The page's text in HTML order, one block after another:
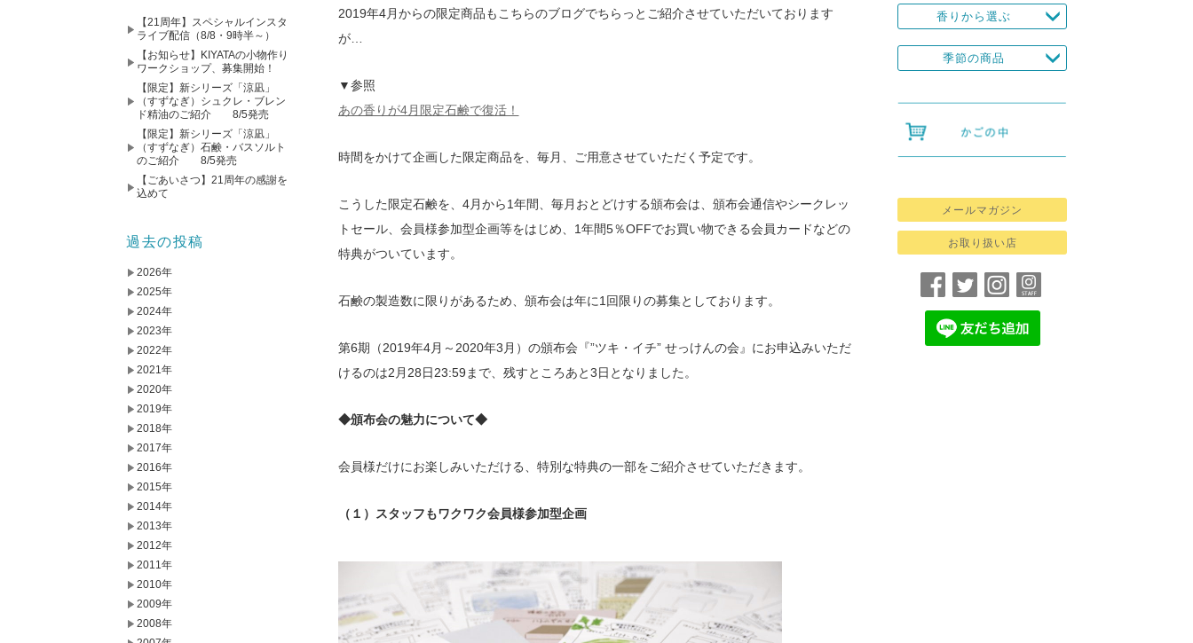
2019年4月からの限定商品もこちらのブログでちらっとご紹介させていただいております
が…
▼参照
あの香りが4月限定石鹸で復活！
時間をかけて企画した限定商品を、毎月、ご用意させていただく予定です。
こうした限定石鹸を、4月から1年間、毎月おとどけする頒布会は、頒布会通信やシークレッ
トセール、会員様参加型企画等をはじめ、1年間5％OFFでお買い物できる会員カードなどの
特典がついています。
石鹸の製造数に限りがあるため、頒布会は年に1回限りの募集としております。
第6期（2019年4月～2020年3月）の頒布会『”ツキ・イチ” せっけんの会』にお申込みいただ
けるのは2月28日23:59まで、残すところあと3日となりました。
◆頒布会の魅力について◆
会員様だけにお楽しみいただける、特別な特典の一部をご紹介させていただきます。
（１）スタッフもワクワク会員様参加型企画
【21周年】スペシャルインスタ
ライブ配信（8/8・9時半～）
【お知らせ】KIYATAの小物作り
ワークショップ、募集開始！
【限定】新シリーズ「涼凪」
（すずなぎ）シュクレ・ブレン
ド精油のご紹介 8/5発売
【限定】新シリーズ「涼凪」
（すずなぎ）石鹸・バスソルト
のご紹介 8/5発売
【ごあいさつ】21周年の感謝を
込めて
過去の投稿
2026年
2025年
2024年
2023年
2022年
2021年
2020年
2019年
2018年
2017年
2016年
2015年
2014年
2013年
2012年
2011年
2010年
2009年
2008年
香りから選ぶ
季節の商品
メールマガジン
お取り扱い店